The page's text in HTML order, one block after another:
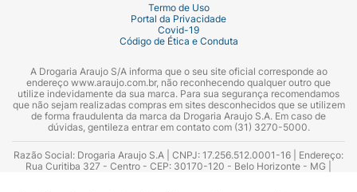
Termo de Uso
Portal da Privacidade
Covid-19
Código de Ética e Conduta
A Drogaria Araujo S/A informa que o seu site oficial corresponde ao
endereço www.araujo.com.br, não reconhecendo qualquer outro que
utilize indevidamente da sua marca. Para sua segurança recomendamos
que não sejam realizadas compras em sites desconhecidos que se utilizem
de forma fraudulenta da marca da Drogaria Araujo S.A. Em caso de
dúvidas, gentileza entrar em contato com (31) 3270-5000.
Razão Social: Drogaria Araujo S.A | CNPJ: 17.256.512.0001-16 | Endereço:
Rua Curitiba 327 - Centro - CEP: 30170-120 - Belo Horizonte - MG |